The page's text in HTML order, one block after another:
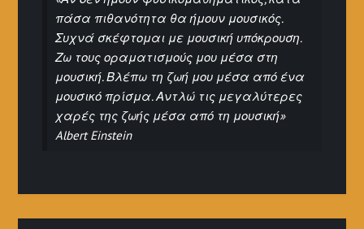
πάσα πιθανότητα θα ήμουν μουσικός.
Συχνά σκέφτομαι με μουσική υπόκρουση.
Ζω τους οραματισμούς μου μέσα στη
μουσική. Βλέπω τη ζωή μου μέσα από ένα
μουσικό πρίσμα. Αντλώ τις μεγαλύτερες
χαρές της ζωής μέσα από τη μουσική»
Albert Einstein